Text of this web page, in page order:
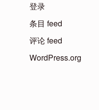
登录
条目 feed
评论 feed
WordPress.org